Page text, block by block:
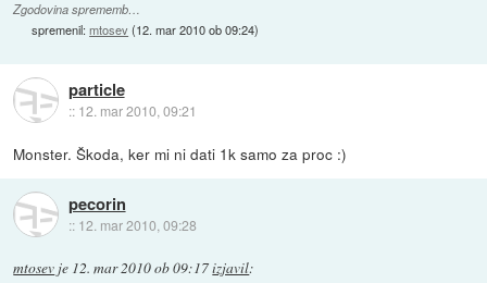
Zgodovina sprememb…
spremenil:mtosev(12. mar 2010 ob 09:24)
particle
:: 12. mar 2010, 09:21
Monster. Škoda, ker mi ni dati 1k samo za proc :)
pecorin
:: 12. mar 2010, 09:28
mtosev je 12. mar 2010 ob 09:17izjavil: